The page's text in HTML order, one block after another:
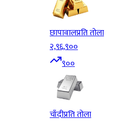
छापावालप्रति तोला
२,९६,९००
९००
चाँदीप्रति तोला